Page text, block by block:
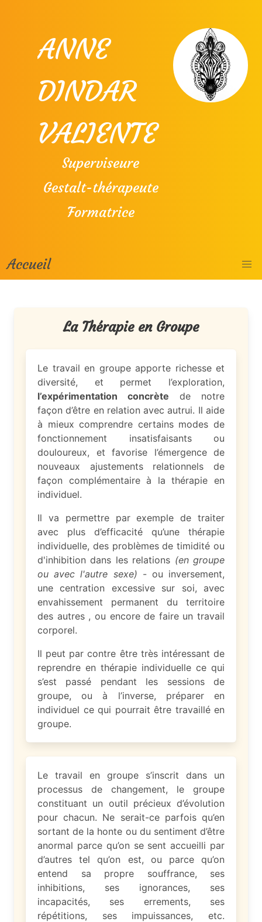
ANNE
DINDAR
VALIENTE
Superviseure
Gestalt-thérapeute
Formatrice
Accueil
La Thérapie en Groupe
Le travail en groupe apporte richesse et
diversité, et permet l’exploration,
l’expérimentation concrète de notre
façon d’être en relation avec autrui. Il aide
à mieux comprendre certains modes de
fonctionnement insatisfaisants ou
douloureux, et favorise l’émergence de
nouveaux ajustements relationnels de
façon complémentaire à la thérapie en
individuel.
Il va permettre par exemple de traiter
avec plus d’efficacité qu’une thérapie
individuelle, des problèmes de timidité ou
d'inhibition dans les relations (en groupe
ou avec l'autre sexe) - ou inversement,
une centration excessive sur soi, avec
envahissement permanent du territoire
des autres , ou encore de faire un travail
corporel.
Il peut par contre être très intéressant de
reprendre en thérapie individuelle ce qui
s’est passé pendant les sessions de
groupe, ou à l’inverse, préparer en
individuel ce qui pourrait être travaillé en
groupe.
Le travail en groupe s’inscrit dans un
processus de changement, le groupe
constituant un outil précieux d’évolution
pour chacun. Ne serait-ce parfois qu’en
sortant de la honte ou du sentiment d’être
anormal parce qu’on se sent accueilli par
d’autres tel qu’on est, ou parce qu’on
entend sa propre souffrance, ses
inhibitions, ses ignorances, ses
incapacités, ses errements, ses
répétitions, ses impuissances, etc.